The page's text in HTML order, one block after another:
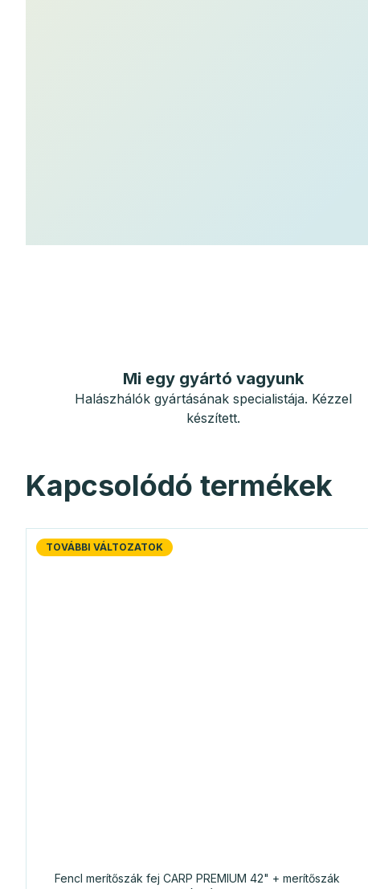
Mi egy gyártó vagyunk
Halászhálók gyártásának specialistája. Kézzel
készített.
Kapcsolódó termékek
TOVÁBBI VÁLTOZATOK
Fencl merítőszák fej CARP PREMIUM 42" + merítőszák